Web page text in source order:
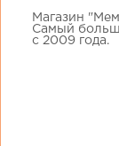
Магазин
Самый
с 2009 года.